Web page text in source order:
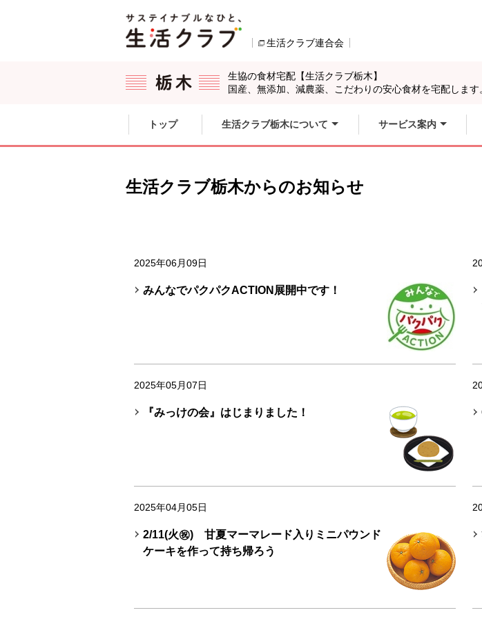
生活クラブ連合会
生協の食材宅配【生活クラブ栃木】
国産、無添加、減農薬、こだわりの安心食材を宅配します
ここからサイト内共通メニューです。
サイト内共通メニューをスキップする
トップ 生活クラブ栃木について サービス案内
生活クラブ栃木からのお知らせ
2025年06月09日
みんなでパクパクACTION展開中です！
2025年05月07日
『みっけの会』はじまりました！
2025年04月05日
2/11(火㊗) 甘夏マーマレード入りミニパウンド
ケーキを作って持ち帰ろう